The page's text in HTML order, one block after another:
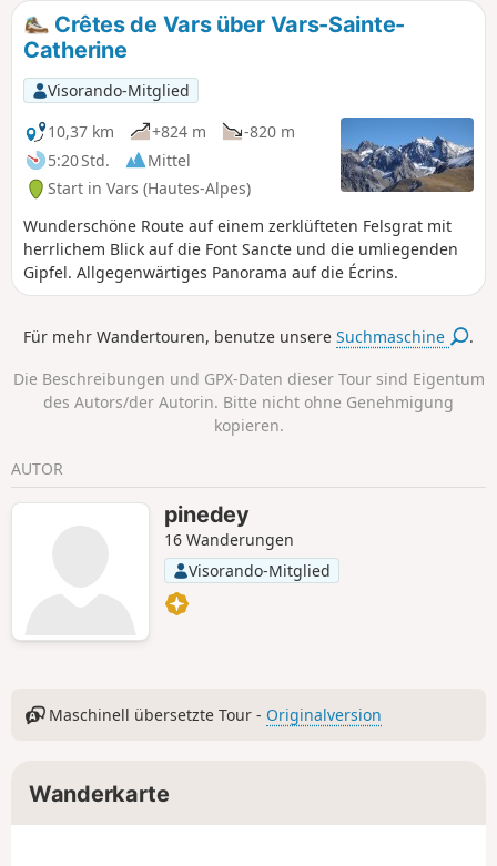
Crêtes de Vars über Vars-Sainte-
Catherine
Visorando-Mitglied
10,37 km
+824 m
-820 m
5:20 Std.
Mittel
Start in Vars (Hautes-Alpes)
Wunderschöne Route auf einem zerklüfteten Felsgrat mit
herrlichem Blick auf die Font Sancte und die umliegenden
Gipfel. Allgegenwärtiges Panorama auf die Écrins.
Für mehr Wandertouren, benutze unsereSuchmaschine .
Die Beschreibungen und GPX-Daten dieser Tour sind Eigentum
des Autors/der Autorin. Bitte nicht ohne Genehmigung
kopieren.
AUTOR
pinedey
16 Wanderungen
Visorando-Mitglied
Maschinell übersetzte Tour - Originalversion
Wanderkarte